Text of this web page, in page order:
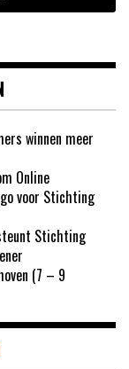
winnen meer
Online
voor Stichting
Stichting
(7 – 9